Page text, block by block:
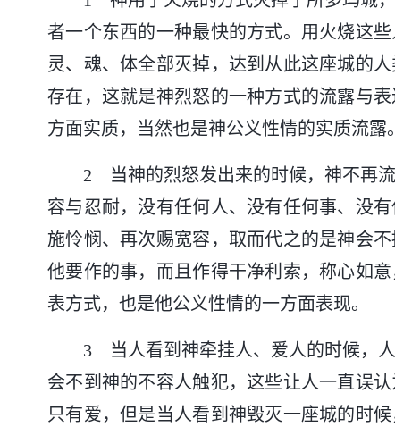
者一个东西的一种最快的方式。用火烧这
灵、魂、体全部灭掉，达到从此这座城的
存在，这就是神烈怒的一种方式的流露与
方面实质，当然也是神公义性情的实质流露。
2 当神的烈怒发出来的时候，神不再
容与忍耐，没有任何人、没有任何事、没
施怜悯、再次赐宽容，取而代之的是神会
他要作的事，而且作得干净利索，称心如
表方式，也是他公义性情的一方面表现。
3 当人看到神牵挂人、爱人的时候，
会不到神的不容人触犯，这些让人一直误
只有爱，但是当人看到神毁灭一座城的时